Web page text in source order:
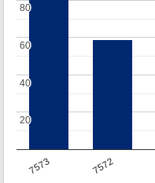
7573 7572
20
20
40
40
60
60
80
80